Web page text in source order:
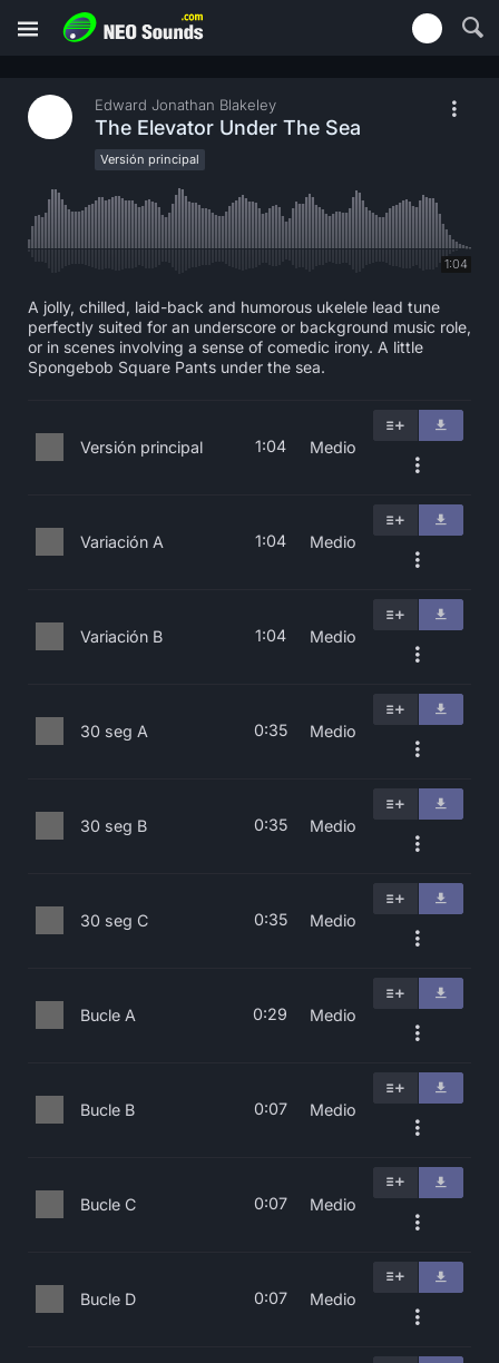
Edward Jonathan Blakeley
The Elevator Under The Sea
Versión principal
1:04
A jolly, chilled, laid-back and humorous ukelele lead tune
perfectly suited for an underscore or background music role,
or in scenes involving a sense of comedic irony. A little
Spongebob Square Pants under the sea.
Versión principal 1:04 Medio
Variación A 1:04 Medio
Variación B 1:04 Medio
30 seg A 0:35 Medio
30 seg B 0:35 Medio
30 seg C 0:35 Medio
Bucle A 0:29 Medio
Bucle B 0:07 Medio
Bucle C 0:07 Medio
Bucle D 0:07 Medio